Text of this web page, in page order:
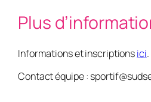
Plus
Informations et inscriptionsici.
Contact équipe :